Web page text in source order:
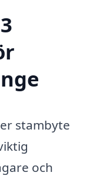
stambyte
och